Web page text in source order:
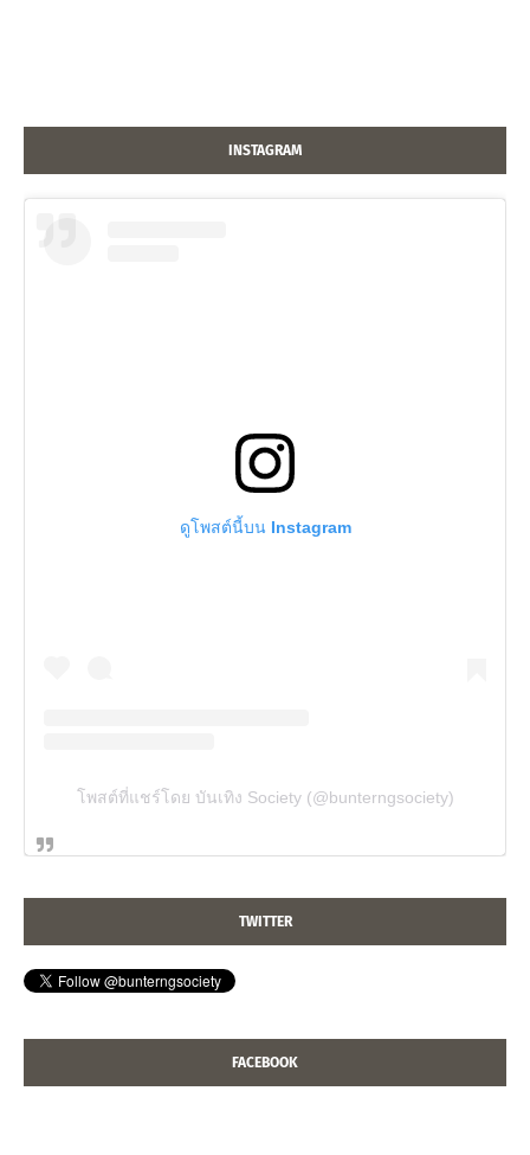
INSTAGRAM
ดูโพสต์นี้บน Instagram
โพสต์ที่แชร์โดย บันเทิง Society (@bunterngsociety)
TWITTER
FACEBOOK